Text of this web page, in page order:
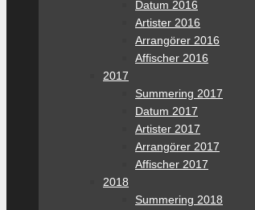
Datum 2016
Artister 2016
Arrangörer 2016
Affischer 2016
2017
Summering 2017
Datum 2017
Artister 2017
Arrangörer 2017
Affischer 2017
2018
Summering 2018